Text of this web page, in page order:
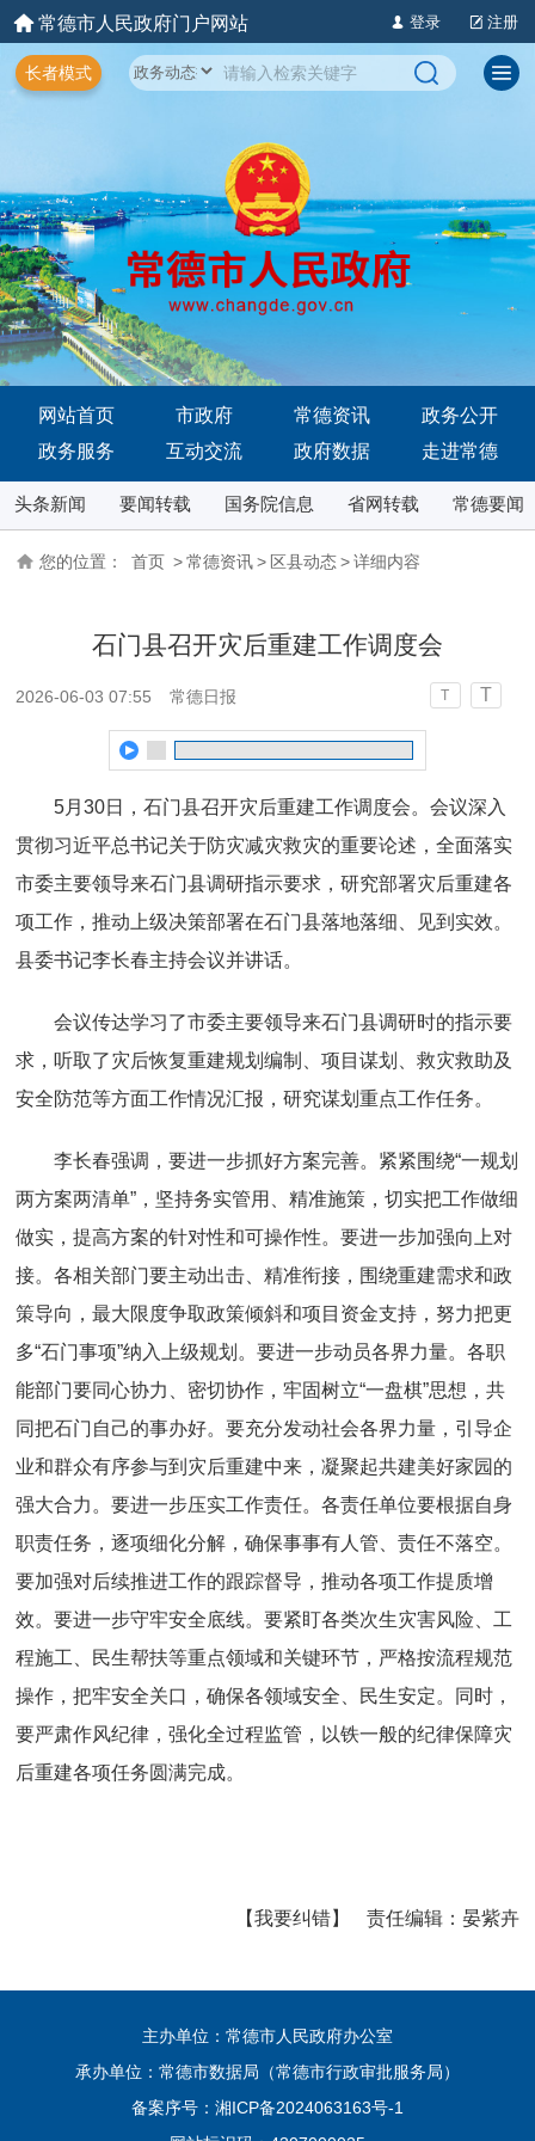
常德市人民政府门户网站 登录 注册
长者模式
网站首页 市政府 常德资讯
政务公开
政务服务
互动交流 政府数据 走进常德
头条新闻 要闻转载 国务院信息 省网转载 常德要闻
您的位置： 首页 > 常德资讯 > 区县动态 > 详细内容
石门县召开灾后重建工作调度会
2026-06-03 07:55 常德日报 T T
5月30日，石门县召开灾后重建工作调度会。会议深入
贯彻习近平总书记关于防灾减灾救灾的重要论述，全面落实
市委主要领导来石门县调研指示要求，研究部署灾后重建各
项工作，推动上级决策部署在石门县落地落细、见到实效。
县委书记李长春主持会议并讲话。
会议传达学习了市委主要领导来石门县调研时的指示要
求，听取了灾后恢复重建规划编制、项目谋划、救灾救助及
安全防范等方面工作情况汇报，研究谋划重点工作任务。
李长春强调，要进一步抓好方案完善。紧紧围绕“一规划
两方案两清单”，坚持务实管用、精准施策，切实把工作做细
做实，提高方案的针对性和可操作性。要进一步加强向上对
接。各相关部门要主动出击、精准衔接，围绕重建需求和政
策导向，最大限度争取政策倾斜和项目资金支持，努力把更
多“石门事项”纳入上级规划。要进一步动员各界力量。各职
能部门要同心协力、密切协作，牢固树立“一盘棋”思想，共
同把石门自己的事办好。要充分发动社会各界力量，引导企
业和群众有序参与到灾后重建中来，凝聚起共建美好家园的
强大合力。要进一步压实工作责任。各责任单位要根据自身
职责任务，逐项细化分解，确保事事有人管、责任不落空。
要加强对后续推进工作的跟踪督导，推动各项工作提质增
效。要进一步守牢安全底线。要紧盯各类次生灾害风险、工
程施工、民生帮扶等重点领域和关键环节，严格按流程规范
操作，把牢安全关口，确保各领域安全、民生安定。同时，
要严肃作风纪律，强化全过程监管，以铁一般的纪律保障灾
后重建各项任务圆满完成。
【我要纠错】 责任编辑： 晏紫卉
主办单位：常德市人民政府办公室
承办单位：常德市数据局（常德市行政审批服务局）
备案序号： 湘ICP备2024063163号-1